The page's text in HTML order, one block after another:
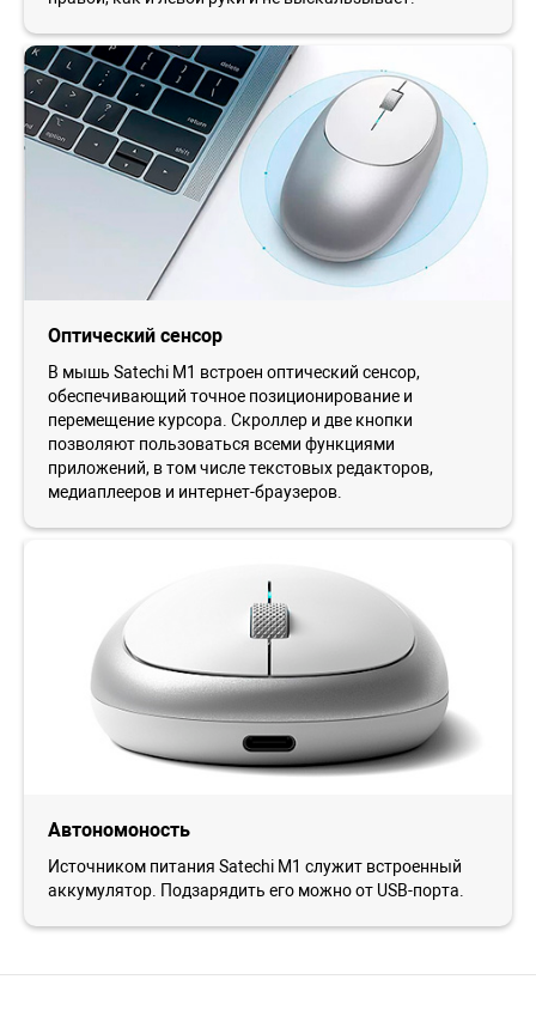
Оптический сенсор
В мышь Satechi M1 встроен оптический сенсор,
обеспечивающий точное позиционирование и
перемещение курсора. Скроллер и две кнопки
позволяют пользоваться всеми функциями
приложений, в том числе текстовых редакторов,
медиаплееров и интернет-браузеров.
Автономоность
Источником питания Satechi M1 служит встроенный
аккумулятор. Подзарядить его можно от USB-порта.